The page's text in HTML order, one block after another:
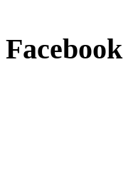
Facebook